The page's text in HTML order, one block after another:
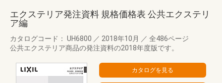
エクステリア発注資料 規格価格表 公共エクステリ
ア編
カタログコード： UH6800 ／ 2018年10月 ／ 全486ページ
公共エクステリア商品の発注資料の2018年度版です。